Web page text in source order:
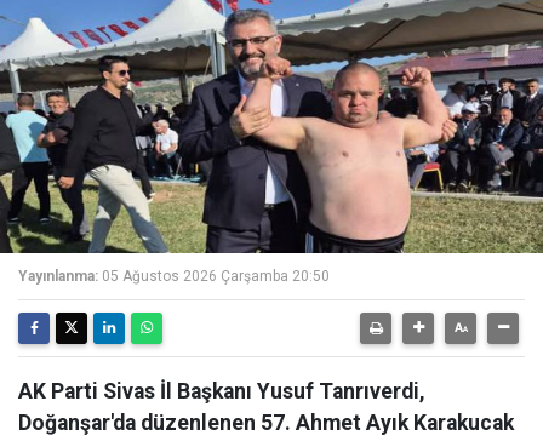
Yayınlanma: 05 Ağustos 2026 Çarşamba 20:50
AK Parti Sivas İl Başkanı Yusuf Tanrıverdi,
Doğanşar'da düzenlenen 57. Ahmet Ayık Karakucak